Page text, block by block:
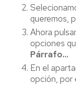
queremos,
Ahora
opciones
Párrafo...
En el
opción, por